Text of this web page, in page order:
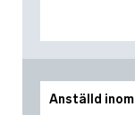
Anställd inom